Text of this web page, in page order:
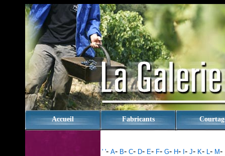
Accueil Fabricants
' '- A- B- C- D- E- F- G- H- - J- K- L- M-